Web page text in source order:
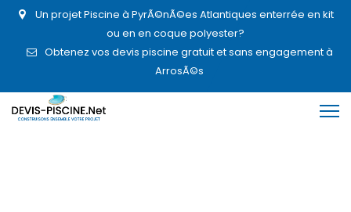
Un projet Piscine à PyrÃ©nÃ©es Atlantiques enterrée en kit
ou en en coque polyester?
Obtenez vos devis piscine gratuit et sans engagement à
ArrosÃ©s